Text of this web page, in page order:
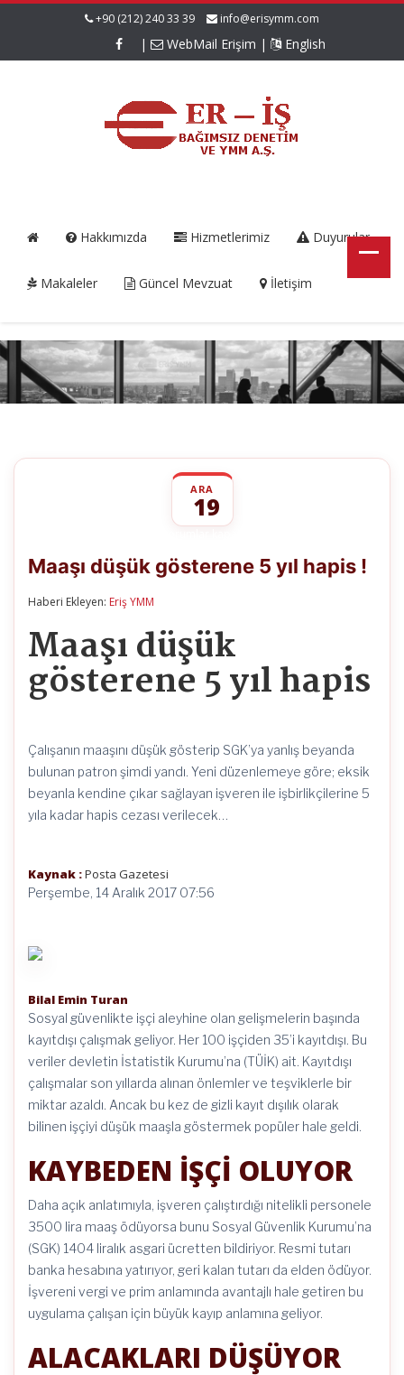
+90 (212) 240 33 39 info@erisymm.com
| WebMail Erişim | English
Hakkımızda Hizmetlerimiz Duyurular
Makaleler Güncel Mevzuat İletişim
ARA
19
gösterene
5
için
Maaşı düşük gösterene 5 yıl hapis !
Haberi Ekleyen: Eriş YMM
Maaşı düşük
gösterene 5 yıl hapis
Çalışanın maaşını düşük gösterip SGK’ya yanlış beyanda
bulunan patron şimdi yandı. Yeni düzenlemeye göre; eksik
beyanla kendine çıkar sağlayan işveren ile işbirlikçilerine 5
yıla kadar hapis cezası verilecek…
Kaynak :Posta Gazetesi
Perşembe, 14 Aralık 2017 07:56
Bilal Emin Turan
Sosyal güvenlikte işçi aleyhine olan gelişmelerin başında
kayıtdışı çalışmak geliyor. Her 100 işçiden 35’i kayıtdışı. Bu
veriler devletin İstatistik Kurumu’na (TÜİK) ait. Kayıtdışı
çalışmalar son yıllarda alınan önlemler ve teşviklerle bir
miktar azaldı. Ancak bu kez de gizli kayıt dışılık olarak
bilinen işçiyi düşük maaşla göstermek popüler hale geldi.
KAYBEDEN İŞÇİ OLUYOR
Daha açık anlatımıyla, işveren çalıştırdığı nitelikli personele
3500 lira maaş ödüyorsa bunu Sosyal Güvenlik Kurumu’na
(SGK) 1404 liralık asgari ücretten bildiriyor. Resmi tutarı
banka hesabına yatırıyor, geri kalan tutarı da elden ödüyor.
İşvereni vergi ve prim anlamında avantajlı hale getiren bu
uygulama çalışan için büyük kayıp anlamına geliyor.
ALACAKLARI DÜŞÜYOR